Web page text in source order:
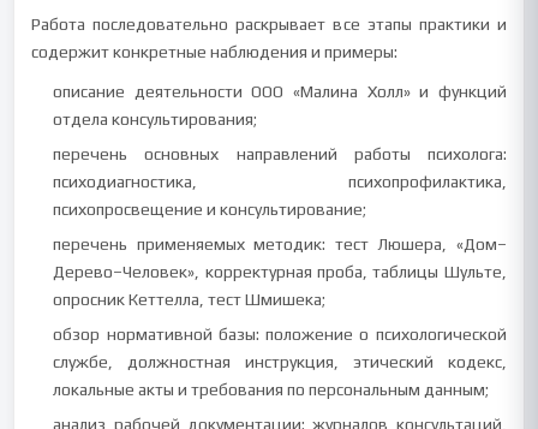
Работа последовательно раскрывает все этапы практики и
содержит конкретные наблюдения и примеры:
описание деятельности ООО «Малина Холл» и функций
отдела консультирования;
перечень основных направлений работы психолога:
психодиагностика, психопрофилактика,
психопросвещение и консультирование;
перечень применяемых методик: тест Люшера, «Дом–
Дерево–Человек», корректурная проба, таблицы Шульте,
опросник Кеттелла, тест Шмишека;
обзор нормативной базы: положение о психологической
службе, должностная инструкция, этический кодекс,
локальные акты и требования по персональным данным;
анализ рабочей документации: журналов консультаций,